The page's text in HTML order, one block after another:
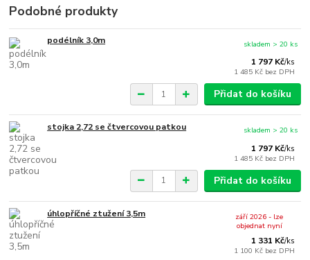
Podobné produkty
podélník 3,0m
1 797 Kč/ks
1 485 Kč bez DPH
skladem > 20 ks
Přidat do košíku
stojka 2,72 se čtvercovou patkou
1 797 Kč/ks
1 485 Kč bez DPH
skladem > 20 ks
Přidat do košíku
úhlopříčné ztužení 3,5m
1 331 Kč/ks
1 100 Kč bez DPH
září 2026 - lze
objednat nyní